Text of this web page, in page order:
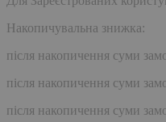
Накопичувальна знижка:
після накопичення суми
після накопичення суми
після накопичення суми